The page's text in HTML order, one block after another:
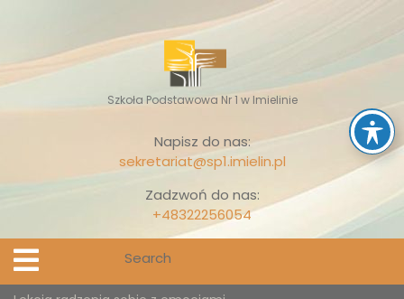
content
Szkoła Podstawowa Nr 1 w Imielinie
Napisz do nas:
sekretariat@sp1.imielin.pl
Zadzwoń do nas:
+48322256054
Open
Menu